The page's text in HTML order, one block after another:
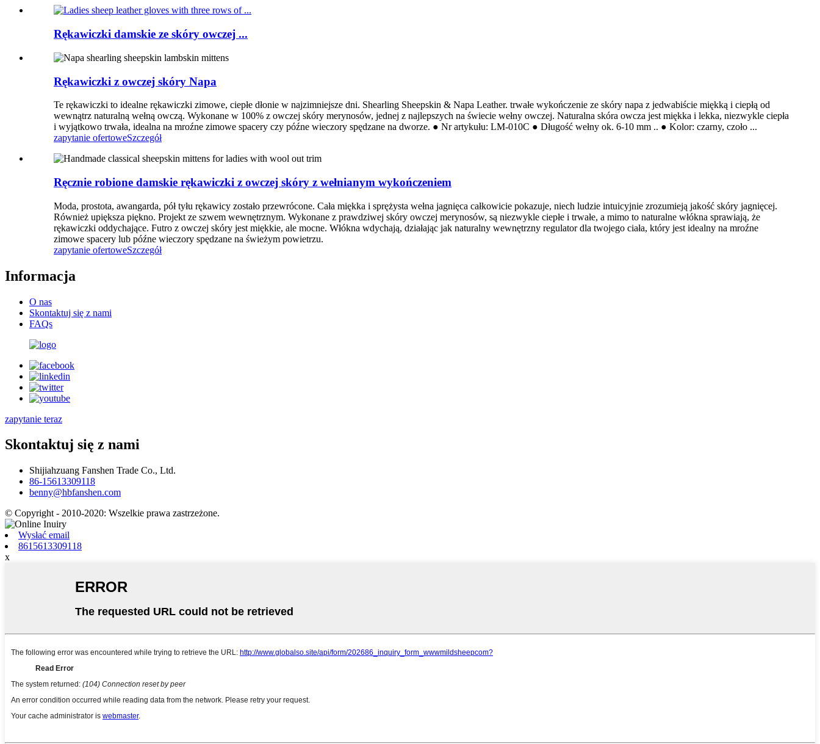
Rękawiczki damskie ze skóry owczej ...
Rękawiczki z owczej skóry Napa
Te rękawiczki to idealne rękawiczki zimowe, ciepłe dłonie w najzimniejsze dni. Shearling Sheepskin & Napa Leather. trwałe wykończenie ze skóry napa z jedwabiście miękką i ciepłą od
wewnątrz naturalną wełną owczą. Wykonane w 100% z owczej skóry merynosów, jednej z najlepszych na świecie wełny owczej. Naturalna skóra owcza jest miękka i lekka, niezwykle ciepła
i wyjątkowo trwała, idealna na mroźne zimowe spacery czy późne wieczory spędzane na dworze. ● Nr artykułu: LM-010C ● Długość wełny ok. 6-10 mm .. ● Kolor: czarny, czoło ...
zapytanie ofertoweSzczegół
Ręcznie robione damskie rękawiczki z owczej skóry z wełnianym wykończeniem
Moda, prostota, awangarda, pół tyłu rękawicy zostało przewrócone. Cała miękka i sprężysta wełna jagnięca całkowicie pokazuje, niech ludzie intuicyjnie zrozumieją jakość skóry jagnięcej.
Również upiększa piękno. Projekt ze szwem wewnętrznym. Wykonane z prawdziwej skóry owczej merynosów, są niezwykle ciepłe i trwałe, a mimo to naturalne włókna sprawiają, że
rękawiczki oddychające. Futro z owczej skóry jest miękkie, ale mocne. Włókna wdychają, działając jak naturalny wewnętrzny regulator dla twojego ciała, który jest idealny na mroźne
zimowe spacery lub późne wieczory spędzane na świeżym powietrzu.
zapytanie ofertoweSzczegół
Informacja
O nas
Skontaktuj się z nami
FAQs
zapytanie teraz
Skontaktuj się z nami
Shijiahzuang Fanshen Trade Co., Ltd.
86-15613309118
benny@hbfanshen.com
© Copyright - 2010-2020: Wszelkie prawa zastrzeżone.
Wysłać email
8615613309118
x